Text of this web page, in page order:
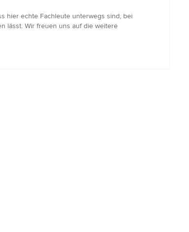
hier echte Fachleute unterwegs sind, bei
lässt. Wir freuen uns auf die weitere